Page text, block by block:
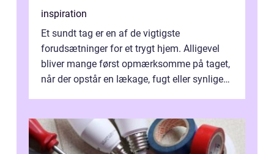
inspiration
Et sundt tag er en af de vigtigste
forudsætninger for et trygt hjem. Alligevel
bliver mange først opmærksomme på taget,
når der opstår en lækage, fugt eller synlige